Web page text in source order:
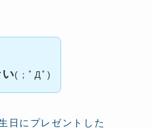
(；ﾟДﾟ)
日にプレゼントした